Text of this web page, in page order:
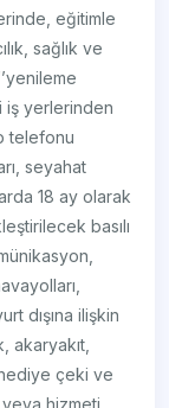
eğitimle
sağlık ve
iş yerlerinden
telefonu
seyahat
18 ay olarak
basılı
dışına ilişkin
akaryakıt,
çeki ve